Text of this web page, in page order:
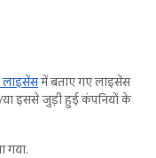
लाइसेंसमें बताए गए लाइसेंस
इससे जुड़ी हुई कंपनियों के
गया.